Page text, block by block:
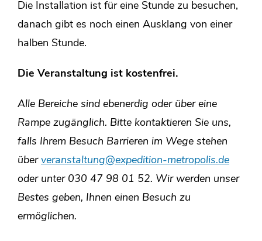
Die Installation ist für eine Stunde zu besuchen,
danach gibt es noch einen Ausklang von einer
halben Stunde.
Die Veranstaltung ist kostenfrei.
Alle Bereiche sind ebenerdig oder über eine
Rampe zugänglich. Bitte kontaktieren Sie uns,
falls Ihrem Besuch Barrieren im Wege stehen
über veranstaltung@expedition-metropolis.de
oder unter 030 47 98 01 52. Wir werden unser
Bestes geben, Ihnen einen Besuch zu
ermöglichen.